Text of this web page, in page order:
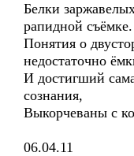
Белки
рапидной съёмке.
Понятия о
недостаточно
И достигший
сознания,
Выкорчеваны с
06.04.11